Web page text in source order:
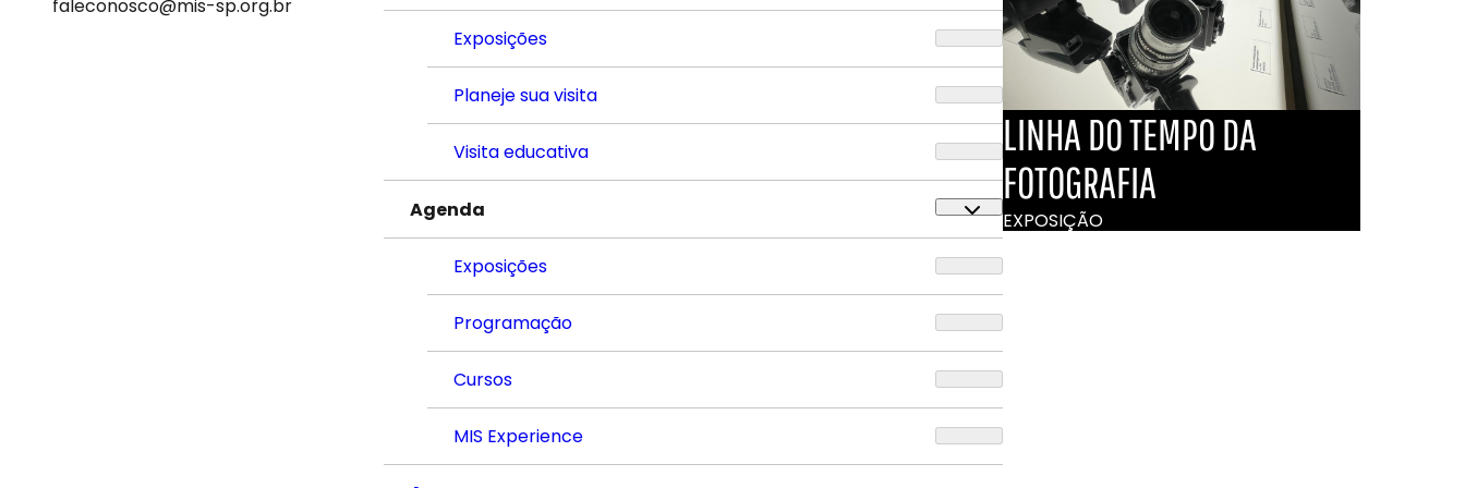
faleconosco@mis-sp.org.br
Exposições
Planeje sua visita
Visita educativa
Agenda
Exposições
Programação
Cursos
MIS Experience
LINHA DO TEMPO DA
FOTOGRAFIA
EXPOSIÇÃO